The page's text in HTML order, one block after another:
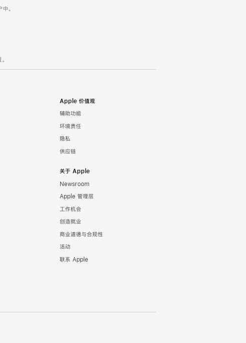
。
Apple 价值观
辅助功能
环境责任
隐私
供应链
关于 Apple
Newsroom
Apple 管理层
工作机会
创造就业
商业道德与合规性
活动
联系 Apple